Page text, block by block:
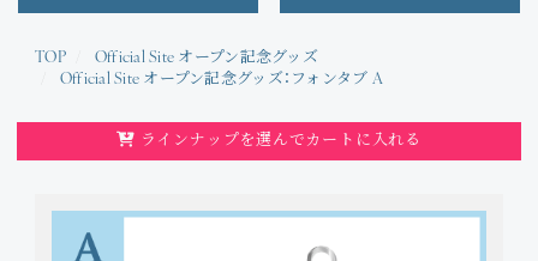
Angraecum Login
TOP
Official Site オープン記念グッズ
Official Site オープン記念グッズ：フォンタブ A
ラインナップを選んでカートに入れる